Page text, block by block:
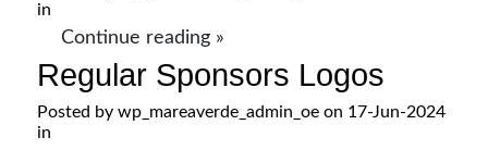
in
Continue reading »
Regular Sponsors Logos
Posted by wp_mareaverde_admin_oeon 17-Jun-2024
in